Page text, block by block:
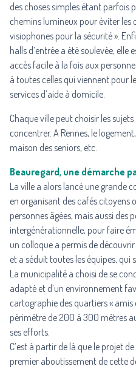
des choses simples étant parfois
chemins lumineux pour éviter les
visiophones pour la sécurité ».
halls d’entrée a été soulevée,
accès facile à la fois aux
à toutes celles qui viennent pour
services d’aide à domicile.
Chaque ville peut choisir les
concentrer. A Rennes, le
maison des seniors, etc.
Beauregard, une démarche
La ville a alors lancé une grande
en organisant des cafés citoyens
personnes âgées, mais aussi des
intergénérationnelle, pour faire
un colloque a permis de
et a séduit toutes les équipes, qui
La municipalité a choisi de se
adapté et d’un environnement
cartographie des quartiers «
périmètre de 200 à 300 mètres
ses efforts.
C’est à partir de là que le projet
premier aboutissement de cette